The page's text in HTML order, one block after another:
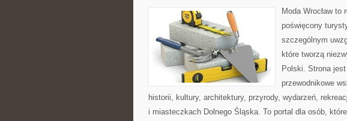
Moda Wrocław to
poświęcony
szczególnym
które tworzą
Polski. Strona
przewodnikowe
historii, kultury, architektury, przyrody, wydarzeń,
i miasteczkach Dolnego Śląska. To portal dla osób,